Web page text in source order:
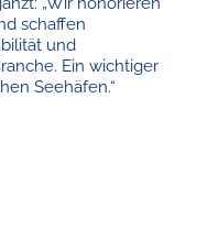
schaffen
und
Ein wichtiger
Seehäfen.“